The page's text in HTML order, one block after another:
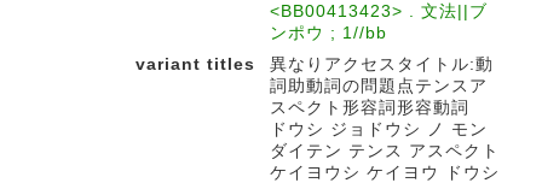
<BB00413423> . 文法||ブ
ンポウ ; 1//bb
variant titles
異なりアクセスタイトル:動
詞助動詞の問題点テンスア
スペクト形容詞形容動詞
ドウシ ジョドウシ ノ モン
ダイテン テンス アスペクト
ケイヨウシ ケイヨウ ドウシ